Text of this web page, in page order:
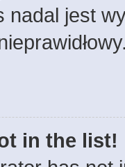
nadal jest
in the list!